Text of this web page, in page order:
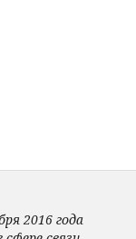
2016 года